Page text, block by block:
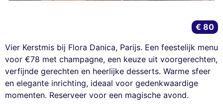
Vier Kerstmis bij Flora Danica, Parijs. Een feestelijk menu
voor €78 met champagne, een keuze uit voorgerechten,
verfijnde gerechten en heerlijke desserts. Warme sfeer
en elegante inrichting, ideaal voor gedenkwaardige
momenten. Reserveer voor een magische avond.
€ 80